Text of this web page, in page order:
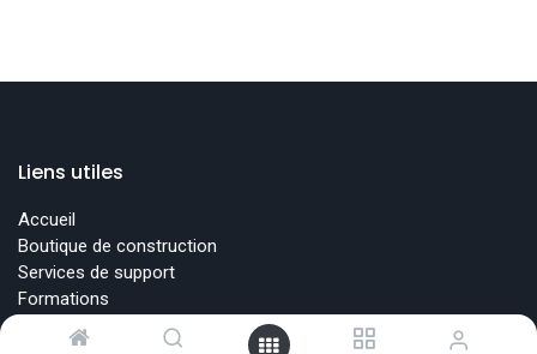
Liens utiles
Accueil
Boutique de construction
Services de support
Formations
Conditions de vente